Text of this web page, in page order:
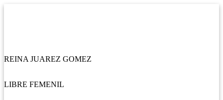
REINA JUAREZ GOMEZ
LIBRE FEMENIL